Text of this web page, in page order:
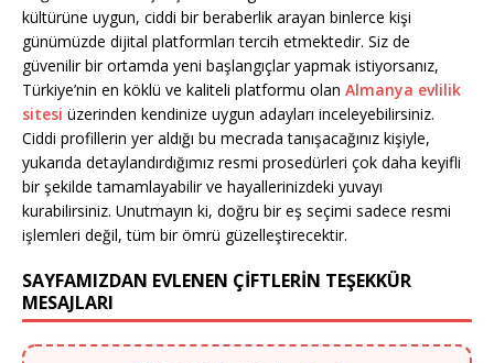
kültürüne uygun, ciddi bir beraberlik arayan binlerce kişi
günümüzde dijital platformları tercih etmektedir. Siz de
güvenilir bir ortamda yeni başlangıçlar yapmak istiyorsanız,
Türkiye’nin en köklü ve kaliteli platformu olan Almanya evlilik
sitesi üzerinden kendinize uygun adayları inceleyebilirsiniz.
Ciddi profillerin yer aldığı bu mecrada tanışacağınız kişiyle,
yukarıda detaylandırdığımız resmi prosedürleri çok daha keyifli
bir şekilde tamamlayabilir ve hayallerinizdeki yuvayı
kurabilirsiniz. Unutmayın ki, doğru bir eş seçimi sadece resmi
işlemleri değil, tüm bir ömrü güzelleştirecektir.
SAYFAMIZDAN EVLENEN ÇİFTLERİN TEŞEKKÜR
MESAJLARI